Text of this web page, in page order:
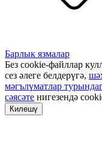
Барлык язмалар
Без cookie-файллар
сез әлеге белдерүгә,
мәгълүматлар
сәясәте нигезендә
Килешү